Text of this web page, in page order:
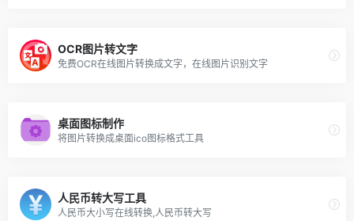
OCR图片转文字
免费OCR在线图片转换成文字，在线图片识别文字
桌面图标制作
将图片转换成桌面ico图标格式工具
人民币转大写工具
人民币大小写在线转换,人民币转大写